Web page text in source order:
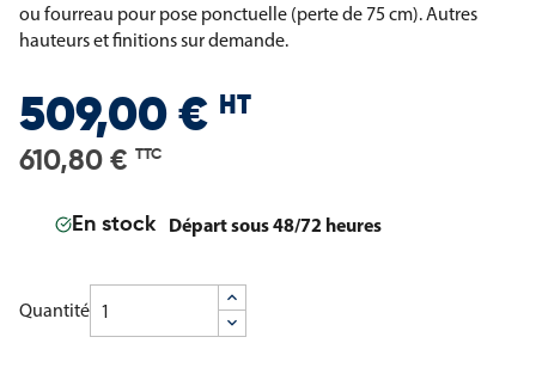
ou fourreau pour pose ponctuelle (perte de 75 cm). Autres
hauteurs et finitions sur demande.
509,00 € HT
610,80 € TTC
En stock Départ sous 48/72 heures
Quantité